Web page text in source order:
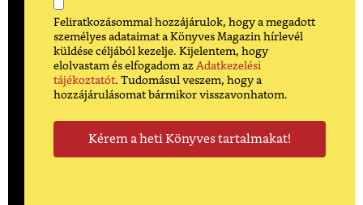
Feliratkozásommal hozzájárulok, hogy a megadott
személyes adataimat a Könyves Magazin hírlevél
küldése céljából kezelje. Kijelentem, hogy
elolvastam és elfogadom az Adatkezelési
tájékoztatót. Tudomásul veszem, hogy a
hozzájárulásomat bármikor visszavonhatom.